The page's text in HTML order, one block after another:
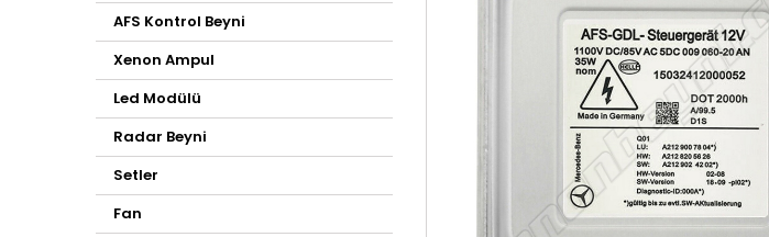
AFS Kontrol Beyni
Xenon Ampul
Led Modülü
Radar Beyni
Setler
Fan